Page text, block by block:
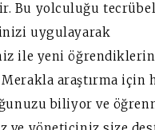
Bu yolculuğu
uygulayarak
ile yeni
araştırma için
biliyor ve